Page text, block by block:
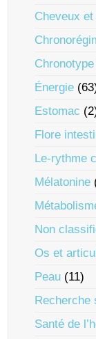
Cheveux et
Chronotype
Énergie
Estomac
Flore
Le-rythme
Mélatonine
Non
Os et
Peau (11)
Recherche
Santé de